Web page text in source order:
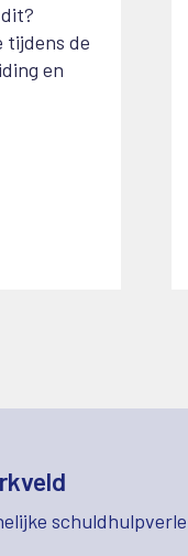
tijdens de
en